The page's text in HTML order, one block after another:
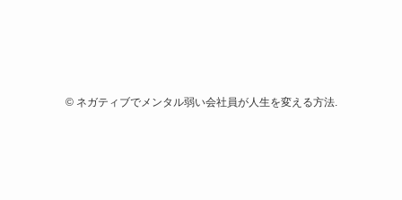
©ネガティブでメンタル弱い会社員が人生を変える方法.